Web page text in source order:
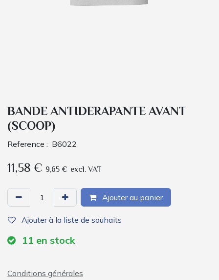
BANDE ANTIDERAPANTE AVANT
(SCOOP)
Reference : B6022
11,58€ 9,65 € excl. VAT
Ajouter au panier
Ajouter à la liste de souhaits
11 en stock
Conditions générales